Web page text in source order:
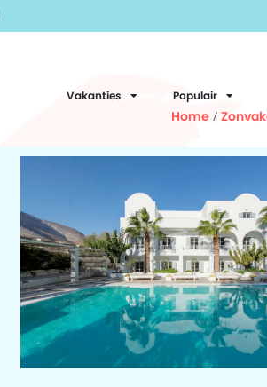
Vakanties Populair
Home /